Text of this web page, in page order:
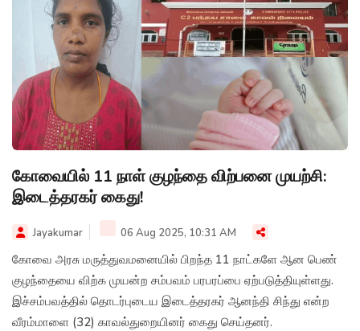
கோவையில் 11 நாள் குழந்தை விற்பனை முயற்சி:
இடைத்தரகர் கைது!
Jayakumar 06 Aug 2025, 10:31 AM
கோவை அரசு மருத்துவமனையில் பிறந்த 11 நாட்களே ஆன பெண்
குழந்தையை விற்க முயன்ற சம்பவம் பரபரப்பை ஏற்படுத்தியுள்ளது.
இச்சம்பவத்தில் தொடர்புடைய இடைத்தரகர் ஆனந்தி சிந்து என்ற
வீரம்மாளை (32) காவல்துறையினர் கைது செய்தனர்.